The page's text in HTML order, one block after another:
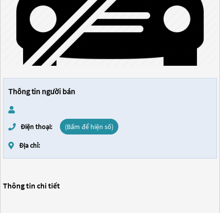
Thông tin người bán
Điện thoại: (Bấm để hiện số)
Địa chỉ:
Thông tin chi tiết